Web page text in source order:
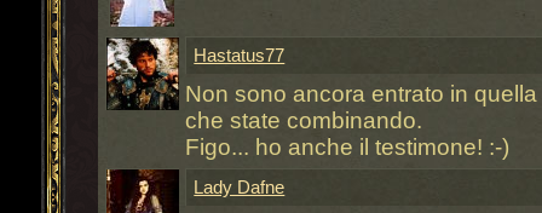
Hastatus77
Non sono ancora entrato in
che state combinando.
Figo... ho anche il testimone! :-)
Lady Dafne